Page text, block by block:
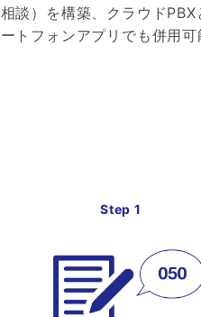
談）を構築、クラウドPBX
トフォンアプリでも併用可
Step 1